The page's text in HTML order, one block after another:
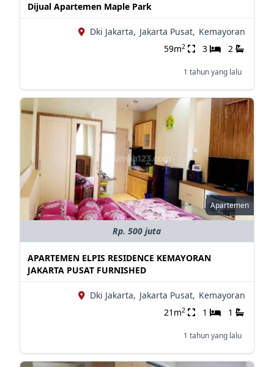
Dijual Apartemen Maple Park
Dki Jakarta, Jakarta Pusat, Kemayoran
59m2 3 2
1 tahun yang lalu
Apartemen
Rp. 500 juta
APARTEMEN ELPIS RESIDENCE KEMAYORAN
JAKARTA PUSAT FURNISHED
Dki Jakarta, Jakarta Pusat, Kemayoran
21m2 1 1
1 tahun yang lalu